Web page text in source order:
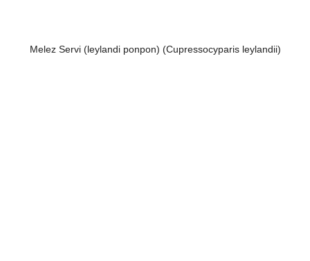
Melez Servi (leylandi ponpon) (Cupressocyparis leylandii)